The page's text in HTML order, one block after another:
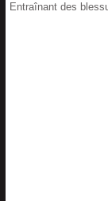
Entraînant des